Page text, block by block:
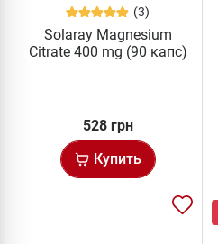
(3)
Solaray Magnesium
Citrate 400 mg (90 капс)
528 грн
Купить